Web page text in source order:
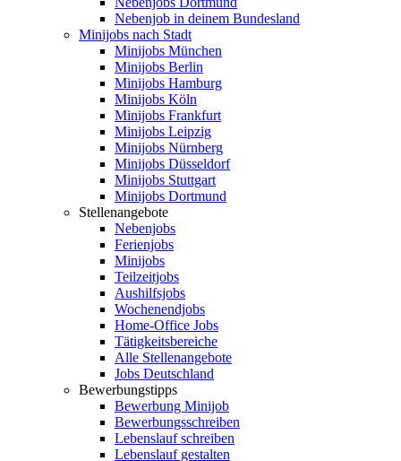
Nebenjob in deinem Bundesland
Minijobs nach Stadt
Minijobs München
Minijobs Berlin
Minijobs Hamburg
Minijobs Köln
Minijobs Frankfurt
Minijobs Leipzig
Minijobs Nürnberg
Minijobs Düsseldorf
Minijobs Stuttgart
Minijobs Dortmund
Stellenangebote
Nebenjobs
Ferienjobs
Minijobs
Teilzeitjobs
Aushilfsjobs
Wochenendjobs
Home-Office Jobs
Tätigkeitsbereiche
Alle Stellenangebote
Jobs Deutschland
Bewerbungstipps
Bewerbung Minijob
Bewerbungsschreiben
Lebenslauf schreiben
Lebenslauf gestalten